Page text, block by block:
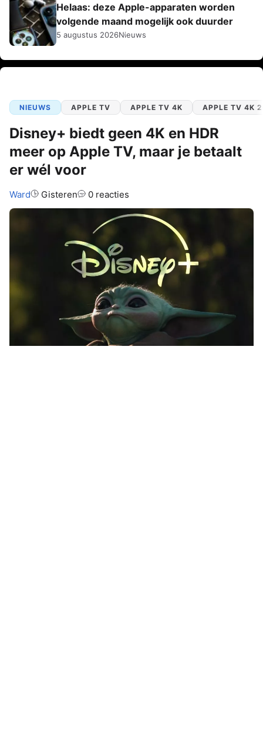
Helaas: deze Apple-apparaten worden
volgende maand mogelijk ook duurder
5 augustus 2026Nieuws
NIEUWS APPLE TV APPLE TV 4K APPLE TV 4K
Disney+ biedt geen 4K en HDR
meer op Apple TV, maar je betaalt
er wél voor
Auteur:
Ward Gisteren 0 reacties